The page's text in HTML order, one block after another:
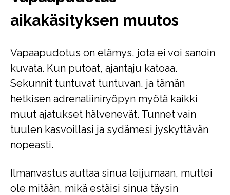
aikakäsityksen muutos
Vapaapudotus on elämys, jota ei voi sanoin
kuvata. Kun putoat, ajantaju katoaa.
Sekunnit tuntuvat tuntuvan, ja tämän
hetkisen adrenaliiniryöpyn myötä kaikki
muut ajatukset hälvenevät. Tunnet vain
tuulen kasvoillasi ja sydämesi jyskyttävän
nopeasti.
Ilmanvastus auttaa sinua leijumaan, muttei
ole mitään, mikä estäisi sinua täysin